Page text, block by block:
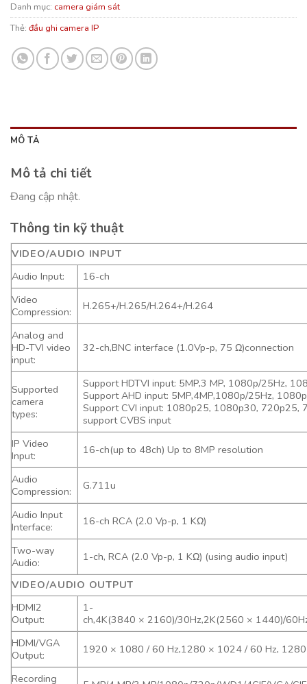
Danh mục: camera giám sát
Thẻ: đầu ghi camera IP
MÔ TẢ
Mô tả chi tiết
Đang cập nhật.
Thông tin kỹ thuật
VIDEO/AUDIO INPUT
Audio Input:
16-ch
Video
Compression:
H.265+/H.265/H.264+/H.264
Analog and
HD-TVI video
input:
32-ch,BNC interface (1.0Vp-p, 75 Ω)connection
Supported
camera
types:
Support HDTVI input: 5MP,3 MP, 1080p/25Hz,
Support AHD input: 5MP,4MP,1080p/25Hz,
Support CVI input: 1080p25, 1080p30, 720p25,
support CVBS input
IP Video
Input:
16-ch(up to 48ch) Up to 8MP resolution
Audio
Compression:
G.711u
Audio Input
Interface:
16-ch RCA (2.0 Vp-p, 1 KΩ)
Two-way
Audio:
1-ch, RCA (2.0 Vp-p, 1 KΩ) (using audio input)
VIDEO/AUDIO OUTPUT
HDMI2
Output:
1-
ch,4K(3840 × 2160)/30Hz,2K(2560 × 1440)/
HDMI/VGA
Output:
1920 × 1080 / 60 Hz,1280 × 1024 / 60 Hz,
Recording